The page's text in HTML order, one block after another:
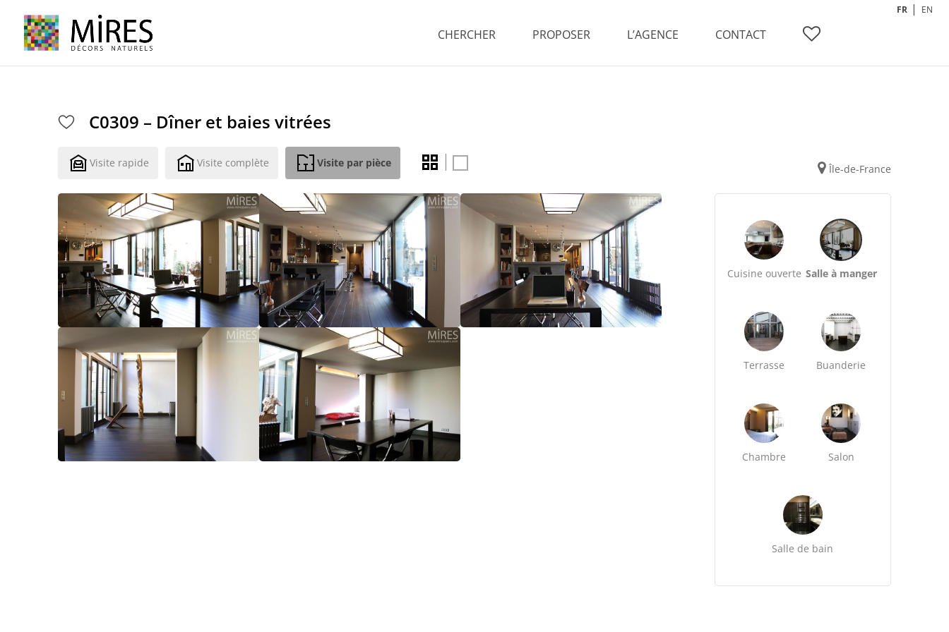
CHERCHER PROPOSER L’AGENCE CONTACT
FR EN
C0309 – Dîner et baies vitrées
Visite rapide Visite complète Visite par pièce Île-de-France
Cuisine ouverte Salle à manger
Terrasse Buanderie
Chambre Salon
Salle de bain